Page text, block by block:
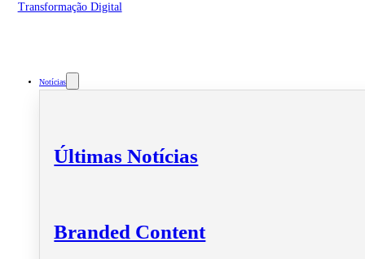
Transformação Digital
Notícias
Últimas Notícias
Branded Content